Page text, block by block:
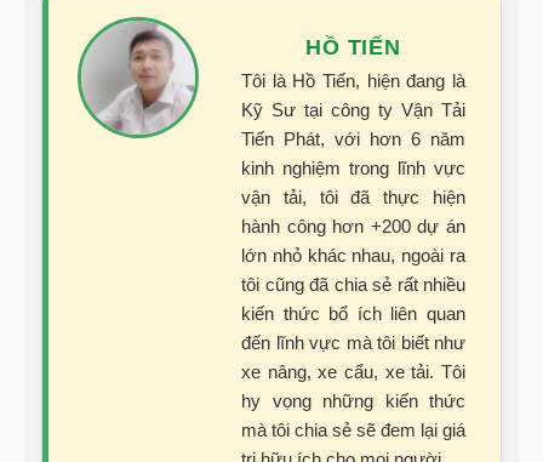
HỒ TIẾN
Tôi là Hồ Tiến, hiện đang là
Kỹ Sư tại công ty Vận Tải
Tiến Phát, với hơn 6 năm
kinh nghiệm trong lĩnh vực
vận tải, tôi đã thực hiện
hành công hơn +200 dự án
lớn nhỏ khác nhau, ngoài ra
tôi cũng đã chia sẻ rất nhiều
kiến thức bổ ích liên quan
đến lĩnh vực mà tôi biết như
xe nâng, xe cẩu, xe tải. Tôi
hy vọng những kiến thức
mà tôi chia sẻ sẽ đem lại giá